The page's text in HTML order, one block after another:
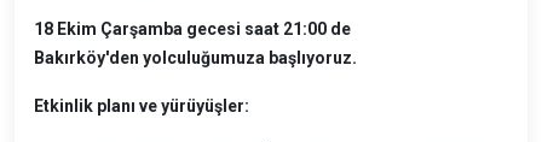
18 Ekim Çarşamba gecesi saat 21:00 de
Bakırköy'den yolculuğumuza başlıyoruz.
Etkinlik planı ve yürüyüşler: